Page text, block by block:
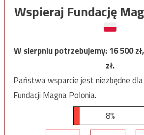
Wspieraj Fundację
W sierpniu potrzebujemy:16 500
zł.
Państwa wsparcie jest niezbędne
Fundacji Magna Polonia.
8%